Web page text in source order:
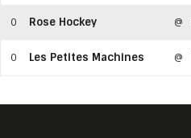
0 Rose Hockey @
0 Les Petites Machines @